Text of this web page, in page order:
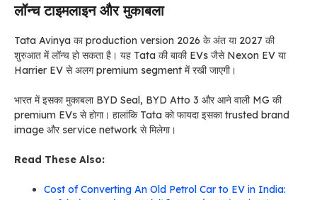
लॉन्च टाइमलाइन और मुकाबला
Tata Avinya का production version 2026 के अंत या 2027 की
शुरुआत में लॉन्च हो सकता है। यह Tata की बाकी EVs जैसे Nexon EV या
Harrier EV से अलग premium segment में रखी जाएगी।
भारत में इसका मुकाबला BYD Seal, BYD Atto 3 और आने वाली MG की
premium EVs से होगा। हालांकि Tata को फायदा इसका trusted brand
image और service network से मिलेगा।
Read These Also:
Cost of Converting An Old Petrol Car to EV in India: